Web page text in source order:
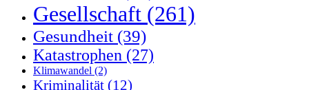
Gesellschaft (261)
Gesundheit (39)
Katastrophen (27)
Klimawandel (2)
Kriminalität (12)